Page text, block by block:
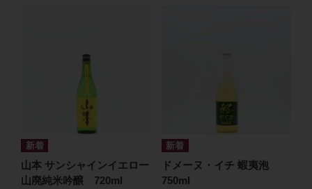
山本 サンシャインイエロー
山廃純米吟醸 720ml
ドメーヌ・イチ 蝦夷泡
750ml